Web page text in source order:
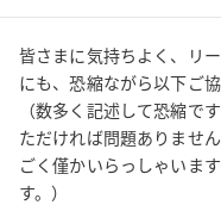
や動作保証はしておりま
くまでサービスであるた
やご返金はできませんの
・室内のテーブルレイア
にお戻しください。
皆さまに気持ちよく、リ
にも、恐縮ながら以下ご
（数多く記述して恐縮で
ただければ問題ありませ
ごく僅かいらっしゃいま
す。）